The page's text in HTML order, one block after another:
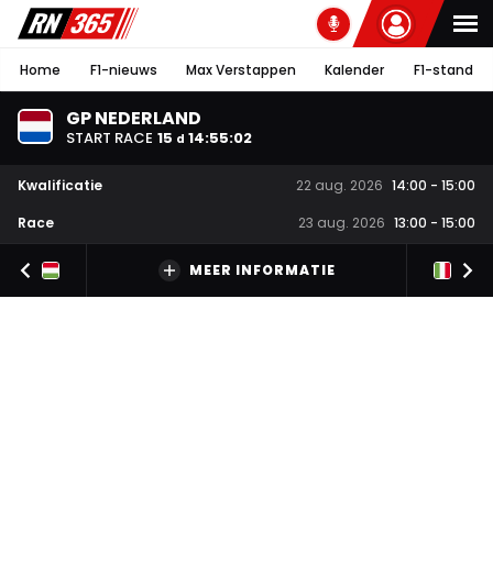
Home F1-nieuws Max Verstappen Kalender F1-stand
GP NEDERLAND
START RACE 15 d 14:55:01
Kwalificatie 22 aug. 2026 14:00 - 15:00
Race
23 aug. 2026 13:00 - 15:00
MEER INFORMATIE